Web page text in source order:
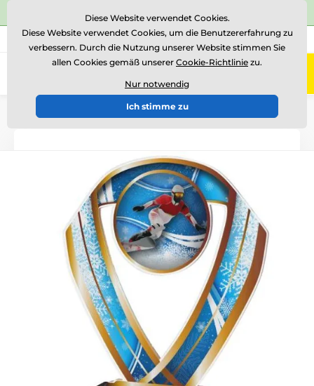
⭐Siehe 504 verifizierte Bewertungen auf
Rufen Sie uns an (Mo-Fr 15-18) +43 676 361 37 22
0
Einführung Acryltrophäen
Diese Website verwendet Cookies.
Diese Website verwendet Cookies, um die Benutzererfahrung zu
verbessern. Durch die Nutzung unserer Website stimmen Sie
allen Cookies gemäß unserer Cookie-Richtlinie zu.
Nur notwendig
Ich stimme zu